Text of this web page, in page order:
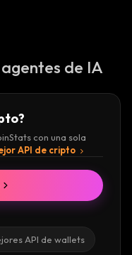
de IA
con una sola
API de cripto
API de wallets